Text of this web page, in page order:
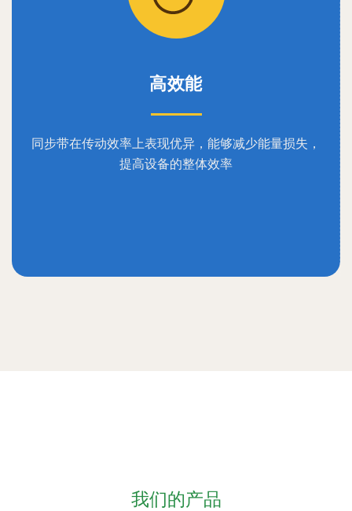
高效能
同步带在传动效率上表现优异，能够减少能量损失，
提高设备的整体效率
我们的产品